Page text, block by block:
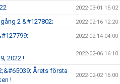
2022-03-01 15:02
2 &#127802; 2022-02-16 12:20
2022-02-14 04:00
2022 !
2022-02-06 16:10
Årets första
!
2022-02-02 16:00